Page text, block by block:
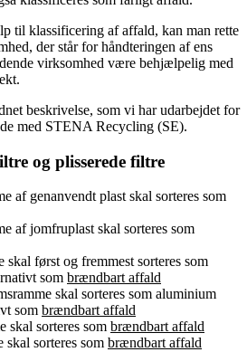
til klassificering af affald, kan man rette
der står for håndteringen af ens
virksomhed være behjælpelig med
beskrivelse, som vi har udarbejdet for
med STENA Recycling (SE).
og plisserede filtre
af genanvendt plast skal sorteres som
af jomfruplast skal sorteres som
skal først og fremmest sorteres som
som brændbart affald
skal sorteres som aluminium
som brændbart affald
skal sorteres som brændbart affald
sorteres som brændbart affald